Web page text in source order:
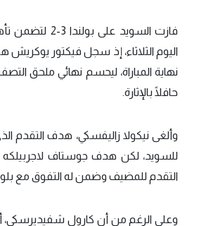
فازت السويد على
اليوم الثلاثاء، إذ سجل فيكتور
نهاية المباراة، ليحسم نهائي ملحق
حافلًا بالإثارة.
وألغى نيكولا زاليفسكي، هدف التقدم
التقدم للمضيف وضمن له التفوق مع
وعلى الرغم من أن كارول شفيديرسكي،